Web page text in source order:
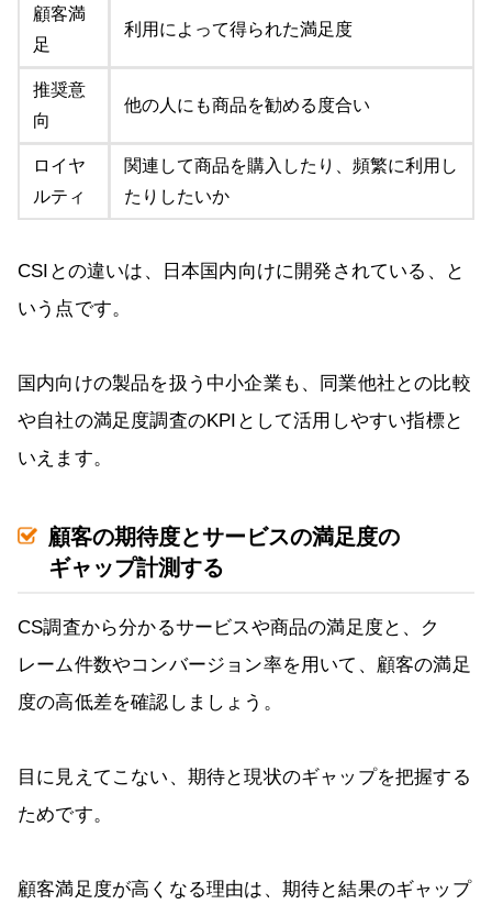
顧客満
足
利用によって得られた満足度
推奨意
向
他の人にも商品を勧める度合い
ロイヤ
ルティ
関連して商品を購入したり、頻繁に利用し
たりしたいか
CSIとの違いは、日本国内向けに開発されている、と
いう点です。
国内向けの製品を扱う中小企業も、同業他社との比較
や自社の満足度調査のKPIとして活用しやすい指標と
いえます。
顧客の期待度とサービスの満足度の
ギャップ計測する
CS調査から分かるサービスや商品の満足度と、ク
レーム件数やコンバージョン率を用いて、顧客の満足
度の高低差を確認しましょう。
目に見えてこない、期待と現状のギャップを把握する
ためです。
顧客満足度が高くなる理由は、期待と結果のギャップ